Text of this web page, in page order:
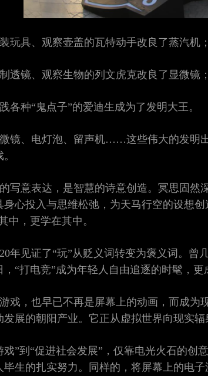
玩具、观察壶盖的瓦特动手改良了蒸汽机；
透镜、观察生物的列文虎克改良了显微镜；
各种“鬼点子”的爱迪生成为了发明大王。
镜、电灯泡、留声机……这些伟大的发明
写意表达，是智慧的诗意创造。冥思固
身心投入与思维松弛，为天马行空的设想
中，更学在其中。
年见证了“玩”从贬义词转变为褒义词。
“打电竞”成为年轻人自由追逐的时髦，更
戏，也早已不再是屏幕上的动画，而成
展的朝阳产业。它正从虚拟世界向现实辐
戏”到“促进社会发展”，仅靠电光火石的
毕生的扎实努力。同样的，将屏幕上的电